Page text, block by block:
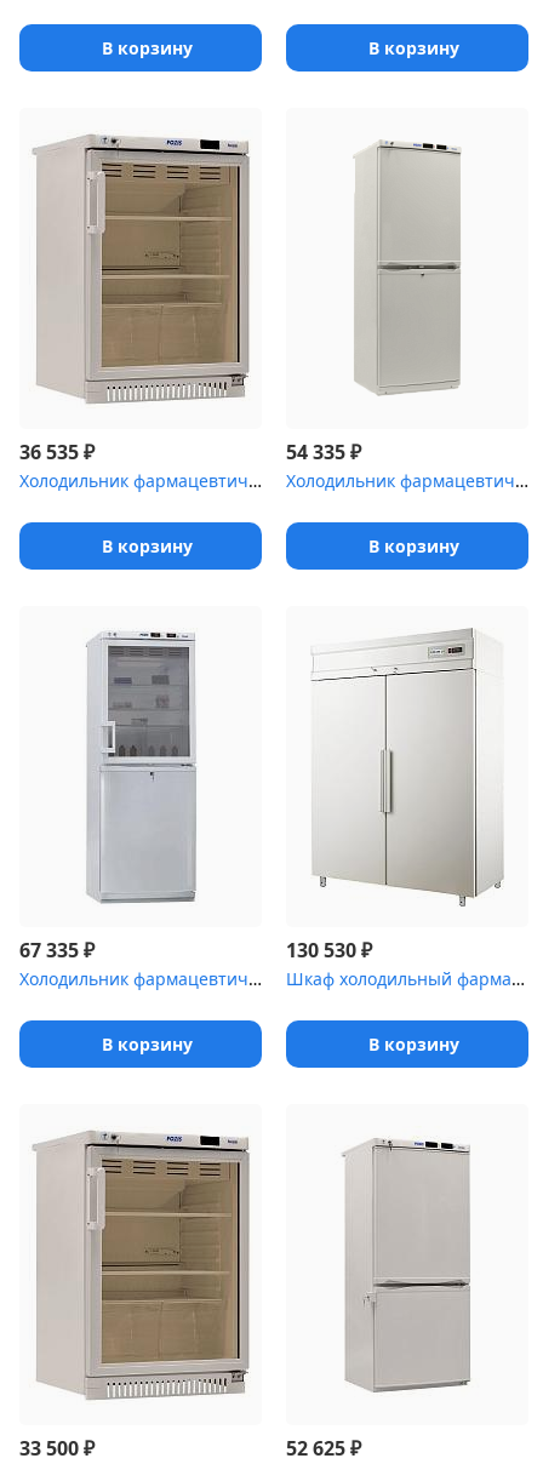
В корзину В корзину
36 535₽
Холодильник фармацевтический Pozis ХФ-140-1(ТС) с тонированной ст...
В корзину
54 335₽
Холодильник фармацевтический Pozis ХФД-280 с металлическими дверя...
В корзину
67 335₽
Холодильник фармацевтический двухкамерный POZIS ХФД-280-1(ТС) с т...
В корзину
130 530₽
Шкаф холодильный фармацевтический Polair ШХФ-1,0 с металлической ...
В корзину
33 500₽ 52 625₽